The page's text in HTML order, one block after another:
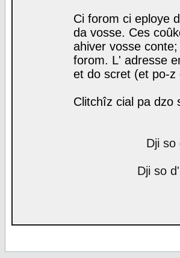
Ci forom ci eploye
da vosse. Ces
ahiver vosse
forom. L' adresse
et do scret (et po-
Clitchîz cial pa dzo
Dji
Dji so